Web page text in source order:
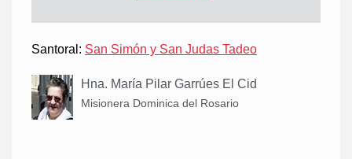
Santoral: San Simón y San Judas Tadeo
Hna. María Pilar Garrúes El Cid
Misionera Dominica del Rosario